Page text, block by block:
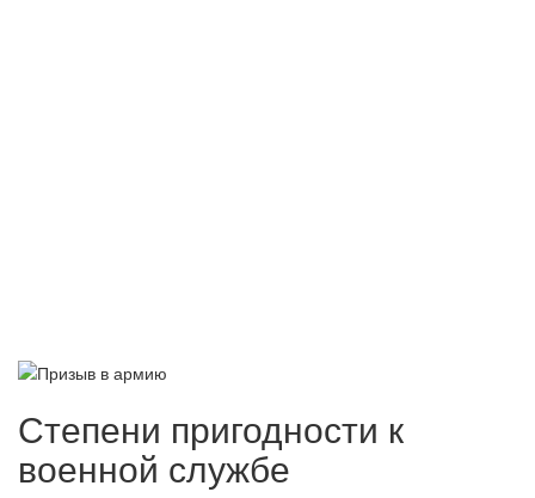
Степени пригодности к
военной службе